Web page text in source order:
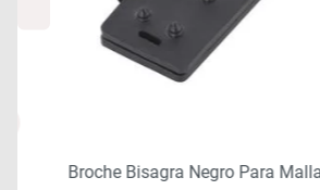
Broche Bisagra Negro Para